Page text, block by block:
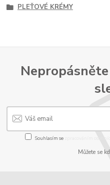
PLEŤOVÉ KRÉMY
Souhlasím se
Můžete se